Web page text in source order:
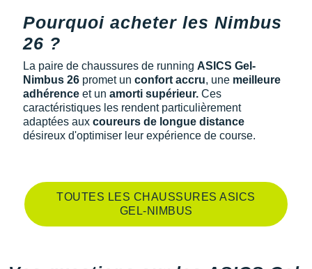
Pourquoi acheter les Nimbus
26 ?
La paire de chaussures de running ASICS Gel-
Nimbus 26 promet un confort accru, une meilleure
adhérence et un amorti supérieur. Ces
caractéristiques les rendent particulièrement
adaptées aux coureurs de longue distance
désireux d'optimiser leur expérience de course.
TOUTES LES CHAUSSURES ASICS
GEL-NIMBUS
X-Bionic
X-Socks
+ Voir toutes les marques